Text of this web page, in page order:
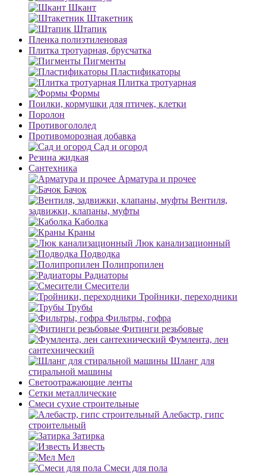
Шкант
Штакетник
Штапик
Пленка полиэтиленовая
Плитка тротуарная, брусчатка
Пигменты
Пластификаторы
Плитка тротуарная
Формы
Поилки, кормушки для птичек, клетки
Поролон
Противогололед
Противоморозная добавка
Сад и огород
Резина жидкая
Сантехника
Арматура и прочее
Бачок
Вентиля,
задвижки, клапаны, муфты
Каболка
Краны
Люк канализационный
Подводка
Полипропилен
Радиаторы
Смесители
Тройники, переходники
Трубы
Фильтры, гофра
Фитинги резьбовые
Фумлента, лен
сантехнический
Шланг для
стиральной машины
Светоотражающие ленты
Сетки металлические
Смеси сухие строительные
Алебастр, гипс
строительный
Затирка
Известь
Мел
Смеси для пола